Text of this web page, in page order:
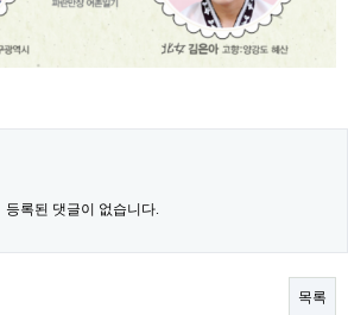
등록된 댓글이 없습니다.
목록